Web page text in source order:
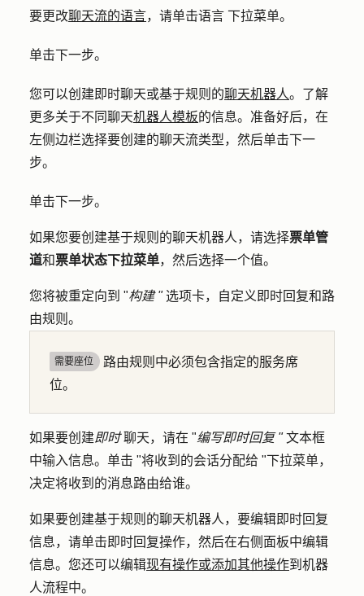
要更改聊天流的语言，请单击语言 下拉菜单。
单击下一步。
您可以创建即时聊天或基于规则的聊天机器人。了解
更多关于不同聊天机器人模板的信息。准备好后，在
左侧边栏选择要创建的聊天流类型，然后单击下一
步。
单击下一步。
如果您要创建基于规则的聊天机器人，请选择票单管
道和票单状态下拉菜单，然后选择一个值。
您将被重定向到 "构建 "选项卡，自定义即时回复和路
由规则。
需要座位
路由规则中必须包含指定的服务席
位。
如果要创建即时聊天，请在 "编写即时回复 "文本框
中输入信息。单击 "将收到的会话分配给 "下拉菜单，
决定将收到的消息路由给谁。
如果要创建基于规则的聊天机器人，要编辑即时回复
信息，请单击 即时回复操作，然后在右侧面板中编辑
信息。您还可以编辑现有操作或添加其他操作到机器
人流程中。